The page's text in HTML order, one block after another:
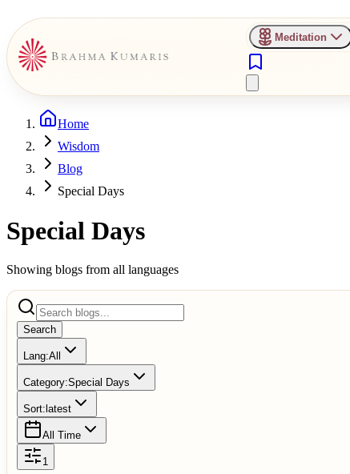
Meditation
Home
Wisdom
Blog
Special Days
Special Days
Showing blogs from all languages
Search
Lang:All
Category:Special Days
Sort: latest
All Time
1